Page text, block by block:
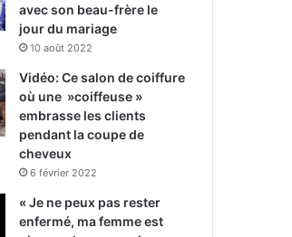
avec son beau-frère le
jour du mariage
10 août 2022
Vidéo: Ce salon de coiffure
où une »coiffeuse »
embrasse les clients
pendant la coupe de
cheveux
6 février 2022
« Je ne peux pas rester
enfermé, ma femme est